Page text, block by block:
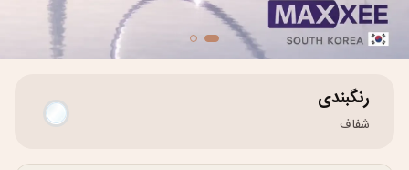
رنگبندی
شفاف